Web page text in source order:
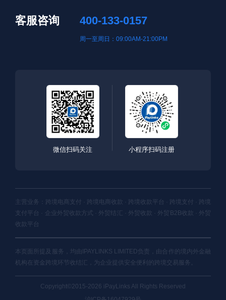
客服咨询 400-133-0157
周一至周日：09:00AM-21:00PM
微信扫码关注 小程序扫码注册
主营业务：跨境电商支付 · 跨境电商收款 · 跨境收款平台 · 跨境支付 · 跨境
支付平台 · 企业外贸收款方式 · 外贸结汇 · 外贸收款 · 外贸B2B收款 · 外贸
收款平台
本页面所提及服务，均由IPAYLINKS LIMITED负责，由合作的境内外金融
机构在资金跨境环节收结汇，为企业提供安全便利的跨境交易服务。
Copyright©2015-2026 iPayLinks All Rights Reserved